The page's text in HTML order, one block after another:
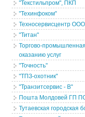
"Текстильпром", ПКП
"Техинфоком"
Техносервисцентр ООО
"Титан"
Торгово-
оказанию услуг
"Точность"
"ТПЗ-охотник"
"Транзитсервис - В"
Пошта Молдовей ГП
Тутаевская городская